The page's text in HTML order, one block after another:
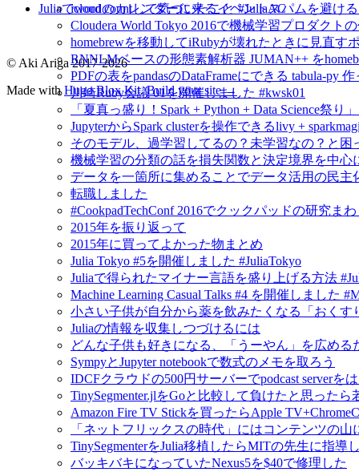
icloudのカレンダーに来るイベントスパムを避け
Cloudera World Tokyo 2016で機械学習プロダクト
homebrewを移動してiRubyが壊れたときに見直す
RNNLMベースの形態素解析器 JUMAN++ を
PDFの表をpandasのDataFrameにできる tabula-py
川崎Ruby会議 01を開催しました #kwsk01
「夏真っ盛り！Spark + Python + Data Science祭
JupyterからSpark clusterを操作できるlivy +
そのモデル、過学習してるの？未学習なの？と困
機械学習の分類の話を損失関数と決定境界を中心
データを一箇所に集めることでデータ活用の民主
転職しました
#CookpadTechConf 2016でクックパッドの研究ま
2015年を振り返って
2015年に買ってよかった物まとめ
Julia Tokyo #5を開催しました #JuliaTokyo
Juliaで得られたマイナー言語を盛り上げる方法
Machine Learning Casual Talks #4 を開催しました
小さい子供が自分から薬を飲みたくなる「おくす
Juliaの情報を収集しつづけるには
どんな子供も好きになる、「うーやん」を広める
SympyとJupyter notebookで数式のメモを取ろう
IDCFクラウドの500円サーバーでpodcast serverを
TinySegmenter.jlをGoと比較して負けたと思った
Amazon Fire TV Stickを買ったらApple
「ネットフリックスの時代」にはコンテンツの
TinySegmenterをJulia移植したらMITの先生に指導
バッキバキになっていたNexus5を$40で修理した
Juliaでword countして気づいたこと #JuliaAC
© Aki Ariga 2017-2026
Made withHugo Blox Kit.Build your site →